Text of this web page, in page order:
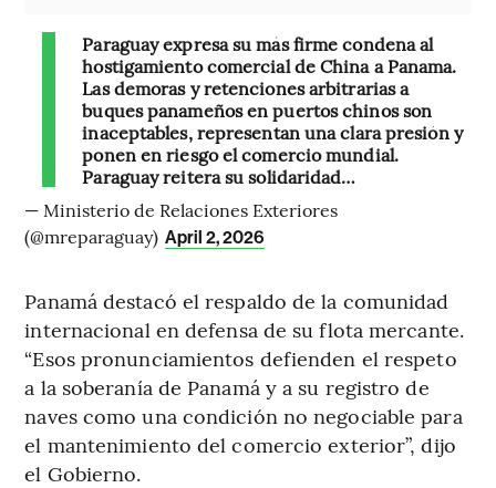
Paraguay expresa su más firme condena al
hostigamiento comercial de China a Panama.
Las demoras y retenciones arbitrarias a
buques panameños en puertos chinos son
inaceptables, representan una clara presión y
ponen en riesgo el comercio mundial.
Paraguay reitera su solidaridad…
— Ministerio de Relaciones Exteriores
(@mreparaguay) April 2, 2026
Panamá destacó el respaldo de la comunidad
internacional en defensa de su flota mercante.
“Esos pronunciamientos defienden el respeto
a la soberanía de Panamá y a su registro de
naves como una condición no negociable para
el mantenimiento del comercio exterior”, dijo
el Gobierno.